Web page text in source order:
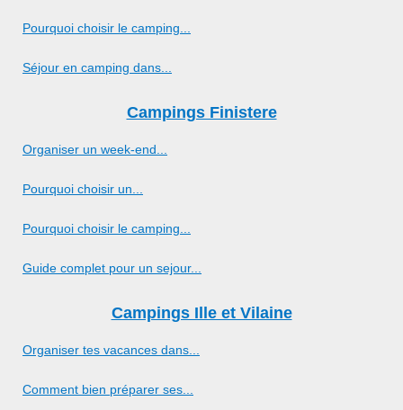
Pourquoi choisir le camping...
Séjour en camping dans...
Campings Finistere
Organiser un week-end...
Pourquoi choisir un...
Pourquoi choisir le camping...
Guide complet pour un sejour...
Campings Ille et Vilaine
Organiser tes vacances dans...
Comment bien préparer ses...